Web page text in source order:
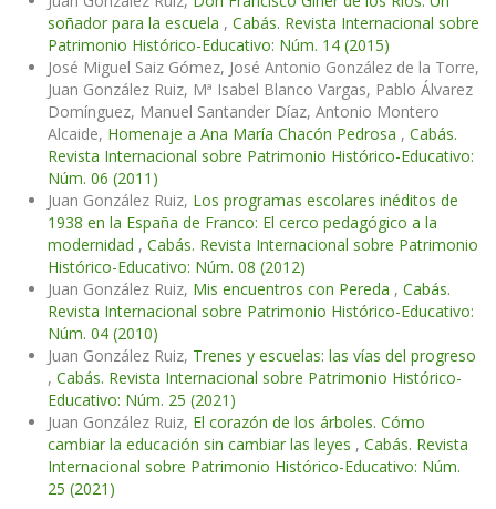
soñador para la escuela , Cabás. Revista Internacional sobre
Patrimonio Histórico-Educativo: Núm. 14 (2015)
José Miguel Saiz Gómez, José Antonio González de la Torre,
Juan González Ruiz, Mª Isabel Blanco Vargas, Pablo Álvarez
Domínguez, Manuel Santander Díaz, Antonio Montero
Alcaide, Homenaje a Ana María Chacón Pedrosa , Cabás.
Revista Internacional sobre Patrimonio Histórico-Educativo:
Núm. 06 (2011)
Juan González Ruiz, Los programas escolares inéditos de
1938 en la España de Franco: El cerco pedagógico a la
modernidad , Cabás. Revista Internacional sobre Patrimonio
Histórico-Educativo: Núm. 08 (2012)
Juan González Ruiz, Mis encuentros con Pereda , Cabás.
Revista Internacional sobre Patrimonio Histórico-Educativo:
Núm. 04 (2010)
Juan González Ruiz, Trenes y escuelas: las vías del progreso
, Cabás. Revista Internacional sobre Patrimonio Histórico-
Educativo: Núm. 25 (2021)
Juan González Ruiz, El corazón de los árboles. Cómo
cambiar la educación sin cambiar las leyes , Cabás. Revista
Internacional sobre Patrimonio Histórico-Educativo: Núm.
25 (2021)